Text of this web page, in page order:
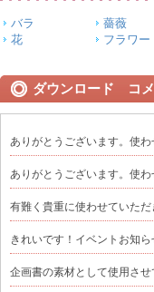
バラ 薔薇
花
フラワー
ダウンロード コメ
ありがとうございます。使わ
ありがとうございます。使
有難く貴重に使わせていただ
きれいです！イベントお知
企画書の素材として使用さ